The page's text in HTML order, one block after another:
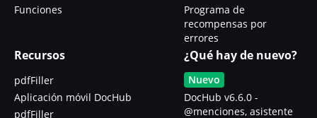
Funciones
Programa de
recompensas por
errores
Recursos
pdfFiller
Aplicación móvil DocHub
pdfFiller
¿Qué hay de nuevo?
Nuevo
DocHub v6.6.0 -
@menciones, asistente